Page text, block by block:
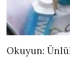
Okuyun: